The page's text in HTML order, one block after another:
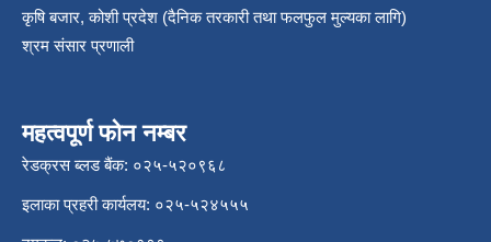
कृषि बजार, कोशी प्रदेश (दैनिक तरकारी तथा फलफुल मुल्यका लागि)
श्रम संसार प्रणाली
महत्वपूर्ण फोन नम्बर
रेडक्रस ब्लड बैंक: ०२५-५२०९६८
इलाका प्रहरी कार्यलय: ०२५-५२४५५५